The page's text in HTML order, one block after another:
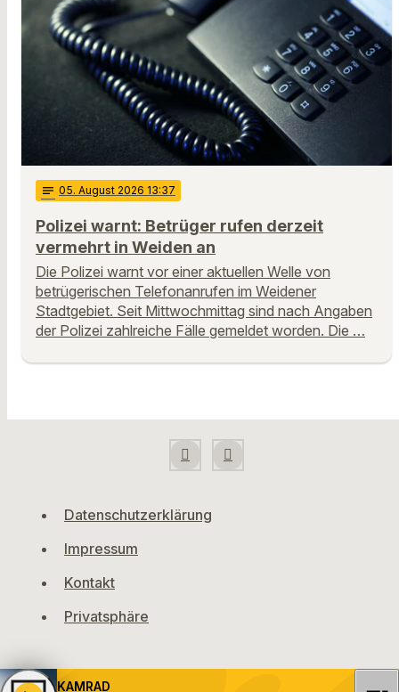
notes 05. August 2026 13:37
Polizei warnt: Betrüger rufen derzeit
vermehrt in Weiden an
Die Polizei warnt vor einer aktuellen Welle von
betrügerischen Telefonanrufen im Weidener
Stadtgebiet. Seit Mittwochmittag sind nach Angaben
der Polizei zahlreiche Fälle gemeldet worden. Die …
Datenschutzerklärung
Impressum
Kontakt
Privatsphäre
KAMRAD